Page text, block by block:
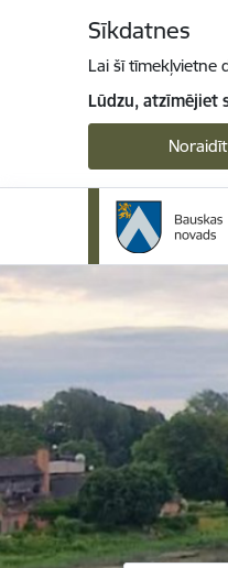
Sīkdatnes
Lai šī tīmekļvietne
Lūdzu, atzīmējiet
Noraidīt
Bauskas novads